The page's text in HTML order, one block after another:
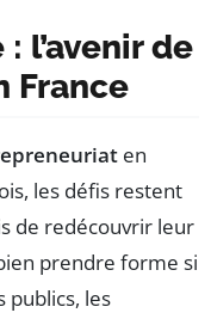
l’avenir de
France
en
les défis restent
de redécouvrir leur
prendre forme si
publics, les